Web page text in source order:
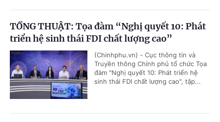
TỔNG THUẬT: Tọa đàm “Nghị quyết 10: Phát
triển hệ sinh thái FDI chất lượng cao”
(Chinhphu.vn) - Cục thông tin và
Truyền thông Chính phủ tổ chức Tọa
đàm "Nghị quyết 10: Phát triển hệ
sinh thái FDI chất lượng cao", tập...